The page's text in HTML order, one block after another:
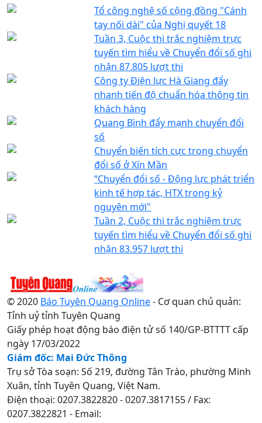
Tổ công nghệ số cộng đồng "Cánh
tay nối dài" của Nghị quyết 18
Tuần 3, Cuộc thi trắc nghiệm trực
tuyến tìm hiểu về Chuyển đổi số ghi
nhận 87.805 lượt thi
Công ty Điện lực Hà Giang đẩy
nhanh tiến độ chuẩn hóa thông tin
khách hàng
Quang Bình đẩy mạnh chuyển đổi
số
Chuyển biến tích cực trong chuyển
đổi số ở Xín Mần
“Chuyển đổi số - Động lực phát triển
kinh tế hợp tác, HTX trong kỷ
nguyên mới"
Tuần 2, Cuộc thi trắc nghiệm trực
tuyến tìm hiểu về Chuyển đổi số ghi
nhận 83.957 lượt thi
© 2020 Báo Tuyên Quang Online- Cơ quan chủ quản:
Tỉnh uỷ tỉnh Tuyên Quang
Giấy phép hoạt động báo điện tử số 140/GP-BTTTT cấp
ngày 17/03/2022
Giám đốc: Mai Đức Thông
Trụ sở Tòa soạn: Số 219, đường Tân Trào, phường Minh
Xuân, tỉnh Tuyên Quang, Việt Nam.
Điện thoại: 0207.3822820 - 0207.3817155 / Fax:
0207.3822821 - Email: